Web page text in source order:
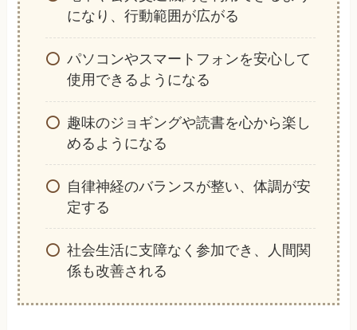
になり、行動範囲が広がる
パソコンやスマートフォンを安心して
使用できるようになる
趣味のジョギングや読書を心から楽し
めるようになる
自律神経のバランスが整い、体調が安
定する
社会生活に支障なく参加でき、人間関
係も改善される